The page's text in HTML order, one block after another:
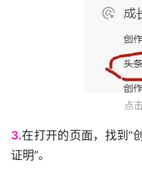
点
3.在打开的页面，找到“
证明”。